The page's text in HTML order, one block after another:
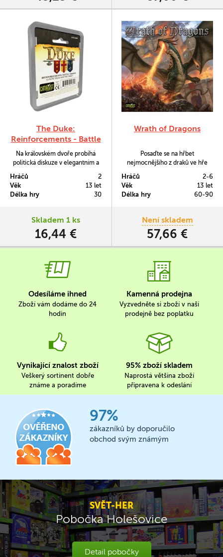
The Duke:
Reinforcements - Battle
Troops
Na královském dvoře probíhá
politická diskuze v elegantním a
vnějších hrabstvích. I s rozšířením
Battle Troops budou ve hře The
Duke bojovat znepřátelená
neobsazenými kraji mimo
pod svoje léno.
Hráčů
2
Věk
13 let
Délka hry
30
Skladem 1 ks
16,44 €
Wrath of Dragons
Posaďte se na hřbet
nejmocnějšího z draků ve hře
jako každé století ve vší své
hrůznosti a dravosti a ihned se
vrhnete na rozsévání zkázy do
Hráčů
2-6
Věk
13 let
Délka hry
60-90
Není skladem
57,66 €
Odesíláme ihned
Zboží vám dodáme do 24
hodin
Kamenná prodejna
Vyzvedněte si zboží v naší
prodejně bez poplatku
Vynikající znalost zboží
Veškerý sortinent dobře
známe a poradíme
95% zboží skladem
Naprostá většina zboží
připravena k odeslání
97%
zákazníků by doporučilo
obchod svým známým
SVĚT-HER
Pobočka Holešovice
Detail pobočky